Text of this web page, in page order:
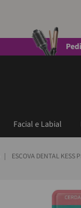
Facial e Labial
ESCOVA DENTAL KESS